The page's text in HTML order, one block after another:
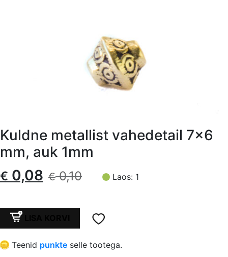
Kuldne metallist vahedetail 7×6
mm, auk 1mm
€0,10
Algne
oli:
€ 0,10.
€ 0,08
Current
is:
€ 0,08.
Laos: 1
Kuldne
metallist
vahedetail
7x6
Teenid punkte selle tootega.